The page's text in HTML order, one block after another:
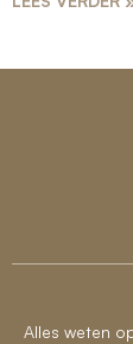
Alles weten